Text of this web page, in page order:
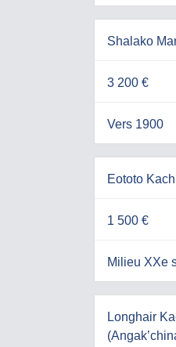
Shalako
3 200 €
Vers 1900
Eototo
1 500 €
Milieu XXe
Longhair